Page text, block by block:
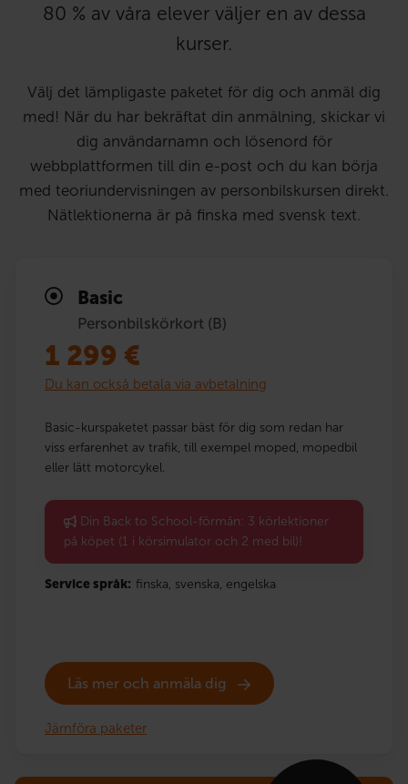
80 % av våra elever väljer en av dessa
kurser.
Välj det lämpligaste paketet för dig och anmäl dig
med! När du har bekräftat din anmälning, skickar vi
dig användarnamn och lösenord för
webbplattformen till din e-post och du kan börja
med teoriundervisningen av personbilskursen direkt.
Nätlektionerna är på finska med svensk text.
Basic
Personbilskörkort (B)
1 299 €
Du kan också betala via avbetalning
Basic-kurspaketet passar bäst för dig som redan har
viss erfarenhet av trafik, till exempel moped, mopedbil
eller lätt motorcykel.
Din Back to School-förmån: 3 körlektioner
på köpet (1 i körsimulator och 2 med bil)!
Service språk: finska, svenska, engelska
Läs mer och anmäla dig
Jämföra paketer